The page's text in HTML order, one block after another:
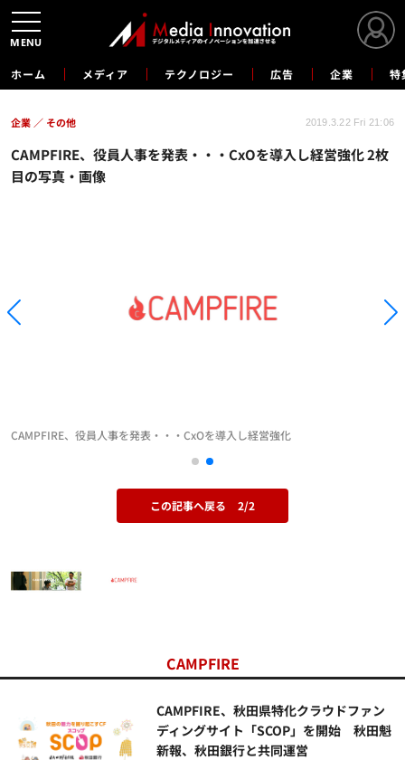
ホーム メディア テクノロジー 広告 企業 特
CAMPFIRE、役員人事を発表・・・CxOを導入し経営強化 2枚
目の写真・画像
企業 その他 2019.3.22 Fri 21:06
CAMPFIRE、役員人事を発表・・・CxOを導入し経営強化
この記事へ戻る 2/2
CAMPFIRE
CAMPFIRE、秋田県特化クラウドファン
ディングサイト「SCOP」を開始 秋田魁
新報、秋田銀行と共同運営
MENU